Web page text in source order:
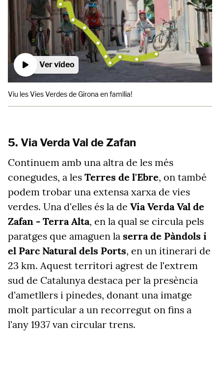
Ver vídeo
Viu les Vies Verdes de Girona en família!
5. Via Verda Val de Zafan
Continuem amb una altra de les més
conegudes, a les Terres de l'Ebre, on també
podem trobar una extensa xarxa de vies
verdes. Una d'elles és la de Via Verda Val de
Zafan - Terra Alta, en la qual se circula pels
paratges que amaguen la serra de Pàndols i
el Parc Natural dels Ports, en un itinerari de
23 km. Aquest territori agrest de l'extrem
sud de Catalunya destaca per la presència
d'ametllers i pinedes, donant una imatge
molt particular a un recorregut on fins a
l'any 1937 van circular trens.